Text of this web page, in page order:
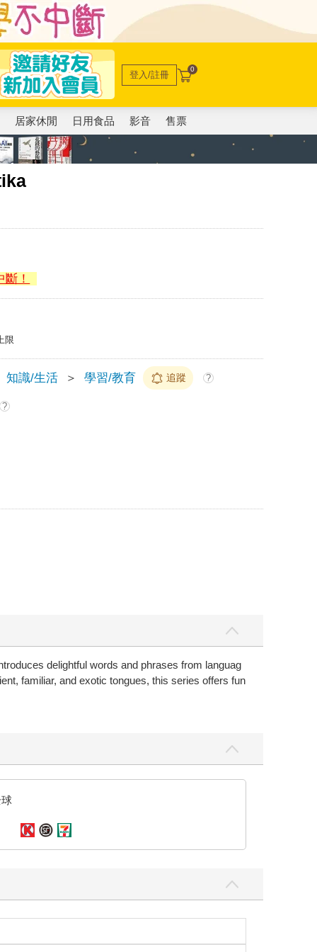
登入/註冊 0
居家休閒 日用食品 影音 售票
！
限
知識/生活 ＞ 學習/教育 追蹤 ?
?
delightful words and phrases from languag
familiar, and exotic tongues, this series offers fun